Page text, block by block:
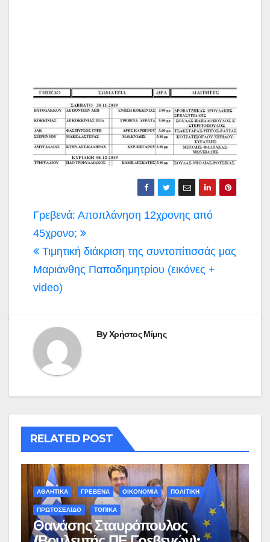
Πλοήγηση
άρθρων
Γρεβενά: Αποπλάνηση 12χρονης από
45χρονο;
Τιμητική διάκριση της συντοπίτισσάς μας
Μαριάνθης Παπαδημητρίου (εικόνες +
video)
ByΧρήστος Μίμης
RELATED POST
ΑΘΛΗΤΙΚΑ ΓΡΕΒΕΝΑ ΟΙΚΟΝΟΜΙΑ ΠΟΛΙΤΙΚΗ
ΠΡΩΤΟΣΕΛΙΔΟ ΤΟΠΙΚΑ
Θανάσης Σταυρόπουλος